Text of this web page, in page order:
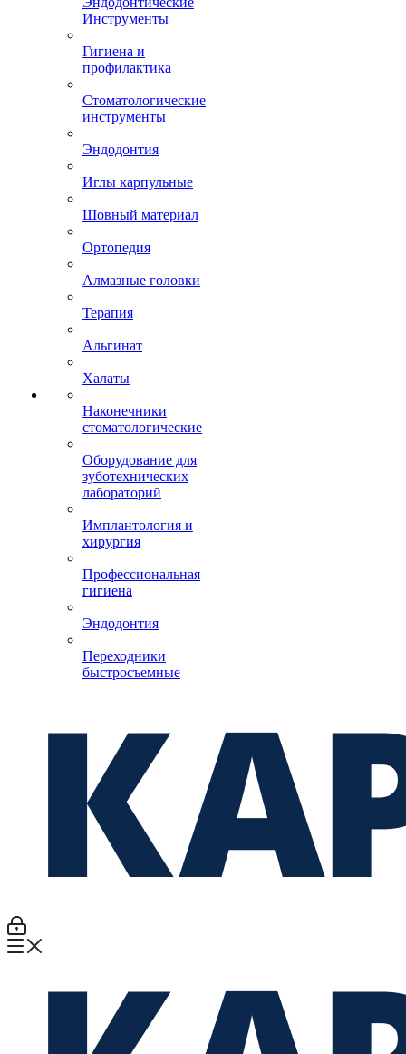
Инструменты
Гигиена и
профилактика
Стоматологические
инструменты
Эндодонтия
Иглы карпульные
Шовный материал
Ортопедия
Алмазные головки
Терапия
Альгинат
Халаты
Наконечники
стоматологические
Оборудование для
зуботехнических
лабораторий
Имплантология и
хирургия
Профессиональная
гигиена
Эндодонтия
Переходники
быстросъемные